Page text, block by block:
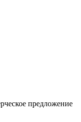
предложение